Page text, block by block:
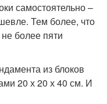
самостоятельно –
Тем более, что
более пяти
из блоков
20 х 20 х 40 см. И